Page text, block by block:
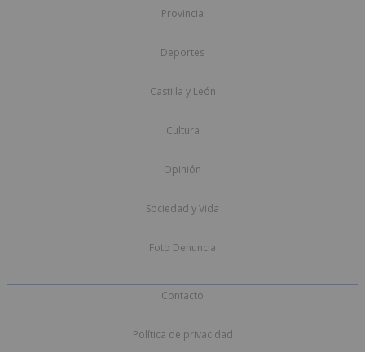
Provincia
Deportes
Castilla y León
Cultura
Opinión
Sociedad y Vida
Foto Denuncia
Contacto
Política de privacidad